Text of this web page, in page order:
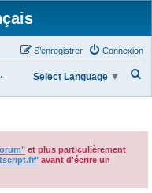
Connexion
S’enregistrer
h
c
Select Language ▼
et plus particulièrement
avant d'écrire un